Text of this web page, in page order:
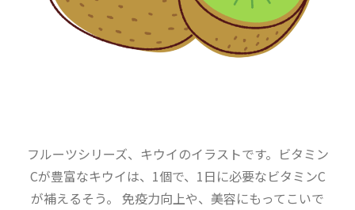
フルーツシリーズ、キウイのイラストです。ビタミン
Cが豊富なキウイは、1個で、1日に必要なビタミンC
が補えるそう。 免疫力向上や、美容にもってこいで